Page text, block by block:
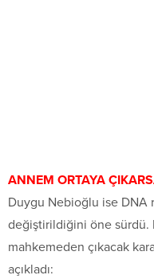
ANNEM ORTAYA
Duygu Nebioğlu ise DNA
değiştirildiğini öne sürdü.
mahkemeden çıkacak
açıkladı: